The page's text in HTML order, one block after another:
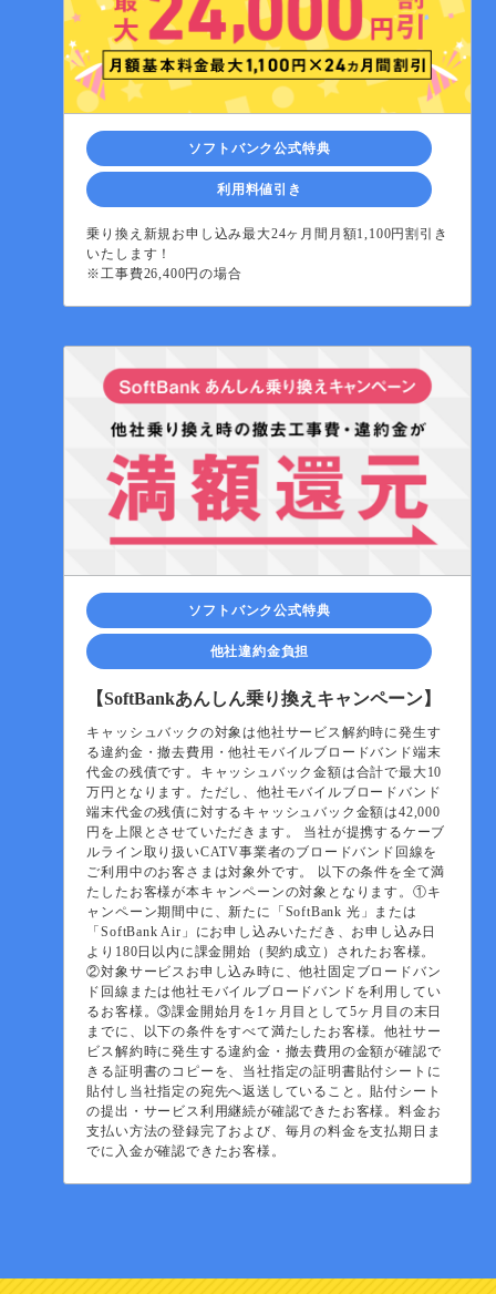
ソフトバンク公式特典
利用料値引き
乗り換え新規お申し込み最大24ヶ月間月額1,100円割引き
いたします！
※工事費26,400円の場合
ソフトバンク公式特典
他社違約金負担
【SoftBankあんしん乗り換えキャンペーン】
キャッシュバックの対象は他社サービス解約時に発生す
る違約金・撤去費用・他社モバイルブロードバンド端末
代金の残債です。キャッシュバック金額は合計で最大10
万円となります。ただし、他社モバイルブロードバンド
端末代金の残債に対するキャッシュバック金額は42,000
円を上限とさせていただきます。 当社が提携するケーブ
ルライン取り扱いCATV事業者のブロードバンド回線を
ご利用中のお客さまは対象外です。 以下の条件を全て満
たしたお客様が本キャンペーンの対象となります。①キ
ャンペーン期間中に、新たに「SoftBank 光」または
「SoftBank Air」にお申し込みいただき、お申し込み日
より180日以内に課金開始（契約成立）されたお客様。
②対象サービスお申し込み時に、他社固定ブロードバン
ド回線または他社モバイルブロードバンドを利用してい
るお客様。③課金開始月を1ヶ月目として5ヶ月目の末日
までに、以下の条件をすべて満たしたお客様。他社サー
ビス解約時に発生する違約金・撤去費用の金額が確認で
きる証明書のコピーを、当社指定の証明書貼付シートに
貼付し当社指定の宛先へ返送していること。貼付シート
の提出・サービス利用継続が確認できたお客様。料金お
支払い方法の登録完了および、毎月の料金を支払期日ま
でに入金が確認できたお客様。